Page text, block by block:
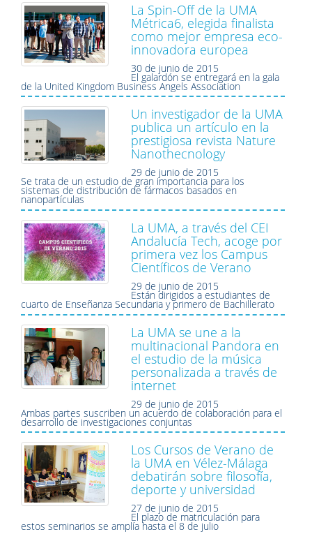
La Spin-Off de la UMA
Métrica6, elegida finalista
como mejor empresa eco-
innovadora europea
30 de junio de 2015
El galardón se entregará en la gala
de la United Kingdom Business Angels Association
Un investigador de la UMA
publica un artículo en la
prestigiosa revista Nature
Nanothecnology
29 de junio de 2015
Se trata de un estudio de gran importancia para los
sistemas de distribución de fármacos basados en
nanopartículas
La UMA, a través del CEI
Andalucía Tech, acoge por
primera vez los Campus
Científicos de Verano
29 de junio de 2015
Están dirigidos a estudiantes de
cuarto de Enseñanza Secundaria y primero de Bachillerato
La UMA se une a la
multinacional Pandora en
el estudio de la música
personalizada a través de
internet
29 de junio de 2015
Ambas partes suscriben un acuerdo de colaboración para el
desarrollo de investigaciones conjuntas
Los Cursos de Verano de
la UMA en Vélez-Málaga
debatirán sobre filosofía,
deporte y universidad
27 de junio de 2015
El plazo de matriculación para
estos seminarios se amplía hasta el 8 de julio